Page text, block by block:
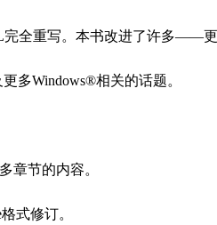
完全重写。本书改进了许多——
多Windows®相关的话题。
章节的内容。
式修订。